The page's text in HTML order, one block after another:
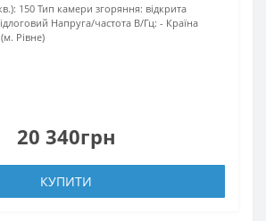
150 Тип камери згоряння: відкрита
Напруга/частота В/Гц: - Країна
Рівне)
20 340грн
КУПИТИ